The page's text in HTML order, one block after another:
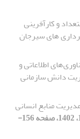
و کارآفرینی
های سیرجان
اطلاعاتی و
دانش سازمانی
منابع انسانی
[دوره 2، شماره 1، 1402، صفحه 156-